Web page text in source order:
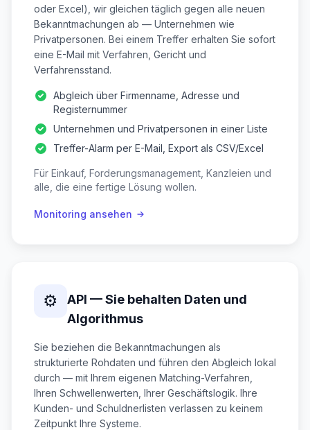
oder Excel), wir gleichen täglich gegen alle neuen
Bekanntmachungen ab — Unternehmen wie
Privatpersonen. Bei einem Treffer erhalten Sie sofort
eine E-Mail mit Verfahren, Gericht und
Verfahrensstand.
Abgleich über Firmenname, Adresse und
Registernummer
Unternehmen und Privatpersonen in einer Liste
Treffer-Alarm per E-Mail, Export als CSV/Excel
Für Einkauf, Forderungsmanagement, Kanzleien und
alle, die eine fertige Lösung wollen.
Monitoring ansehen
⚙️
API — Sie behalten Daten und
Algorithmus
Sie beziehen die Bekanntmachungen als
strukturierte Rohdaten und führen den Abgleich lokal
durch — mit Ihrem eigenen Matching-Verfahren,
Ihren Schwellenwerten, Ihrer Geschäftslogik. Ihre
Kunden- und Schuldnerlisten verlassen zu keinem
Zeitpunkt Ihre Systeme.